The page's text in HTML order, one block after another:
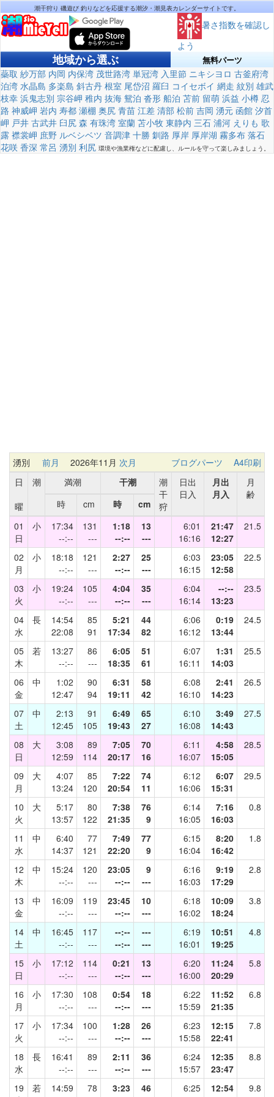
潮干狩り 磯遊び 釣りなどを応援する潮汐・潮見表カレンダーサイトです。
暑さ指数を確認し
よう
地域から選ぶ 無料パーツ
蘂取 紗万部 内岡 内保湾 茂世路湾 単冠湾 入里節 ニキシヨロ 古釜府湾
泊湾 水晶島 多楽島 斜古丹 根室 尾岱沼 羅臼 コイセボイ 網走 紋別 雄武
枝幸 浜鬼志別 宗谷岬 稚内 抜海 鴛泊 沓形 船泊 苫前 留萌 浜益 小樽 忍
路 神威岬 岩内 寿都 瀬棚 奥尻 青苗 江差 清部 松前 吉岡 湧元 函館 汐首
岬 戸井 古武井 臼尻 森 有珠湾 室蘭 苫小牧 東静内 三石 浦河 えりも 歌
露 襟裳岬 庶野 ルベシベツ 音調津 十勝 釧路 厚岸 厚岸湖 霧多布 落石
花咲 香深 常呂 湧別 利尻 環境や漁業権などに配慮し、ルールを守って楽しみましょう。
湧別 前月 2026年11月 次月 ブログパーツ
A4印刷
日
曜
潮 満潮 干潮
潮
干
狩
日出
日入
月出
月入
月
齢
時
cm 時
cm
01
日
小
17:34
--:--
131
---
1:18
--:--
13
---
6:01
16:16
21:47
12:27
21.5
02
月
小
18:18
--:--
121
---
2:27
--:--
25
---
6:03
16:15
23:05
12:58
22.5
03
火
小
19:24
--:--
105
---
4:04
--:--
35
---
6:04
16:14
--:--
13:23
23.5
04
水
長
14:54
22:08
85
91
5:21
17:34
44
82
6:06
16:12
0:19
13:44
24.5
05
木
若
13:27
--:--
86
---
6:05
18:35
51
61
6:07
16:11
1:31
14:03
25.5
06
金
中
1:02
12:47
90
94
6:31
19:11
58
42
6:08
16:10
2:41
14:23
26.5
07
土
中
2:13
12:45
91
105
6:49
19:43
65
27
6:10
16:08
3:49
14:43
27.5
08
日
大
3:08
12:59
89
114
7:05
20:17
70
16
6:11
16:07
4:58
15:05
28.5
09
月
大
4:07
13:24
85
120
7:22
20:54
74
11
6:12
16:06
6:07
15:31
29.5
10
火
大
5:17
13:57
80
122
7:38
21:35
76
9
6:14
16:05
7:16
16:03
0.8
11
水
中
6:40
14:37
77
121
7:49
22:20
77
9
6:15
16:04
8:20
16:42
1.8
12
木
中
15:24
--:--
120
---
23:05
--:--
9
---
6:16
16:03
9:19
17:29
2.8
13
金
中
16:09
--:--
119
---
23:45
--:--
10
---
6:18
16:02
10:09
18:24
3.8
14
土
中
16:45
--:--
117
---
--:--
--:--
---
---
6:19
16:01
10:51
19:25
4.8
15
日
小
17:12
--:--
114
---
0:21
--:--
13
---
6:20
16:00
11:24
20:29
5.8
16
月
小
17:30
--:--
108
---
0:54
--:--
18
---
6:22
15:59
11:52
21:35
6.8
17
火
小
17:34
--:--
100
---
1:28
--:--
26
---
6:23
15:58
12:15
22:41
7.8
18
水
長
16:41
--:--
89
---
2:11
--:--
36
---
6:24
15:57
12:35
23:47
8.8
19
若
14:59
78
3:23
46
6:25
12:54
9.8